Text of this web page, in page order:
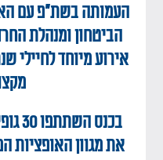
העמותה בשת"פ עם
הביטחון ומנהלת
אירוע מיוחד לחיילי
את מגוון האופציות